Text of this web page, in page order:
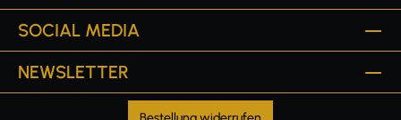
SOCIAL MEDIA
NEWSLETTER